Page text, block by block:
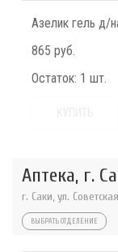
Азелик гель д/
865 руб.
Остаток: 1 шт.
Аптека, г.
г. Саки, ул.
ВЫБРАТЬ ОТДЕЛЕНИЕ